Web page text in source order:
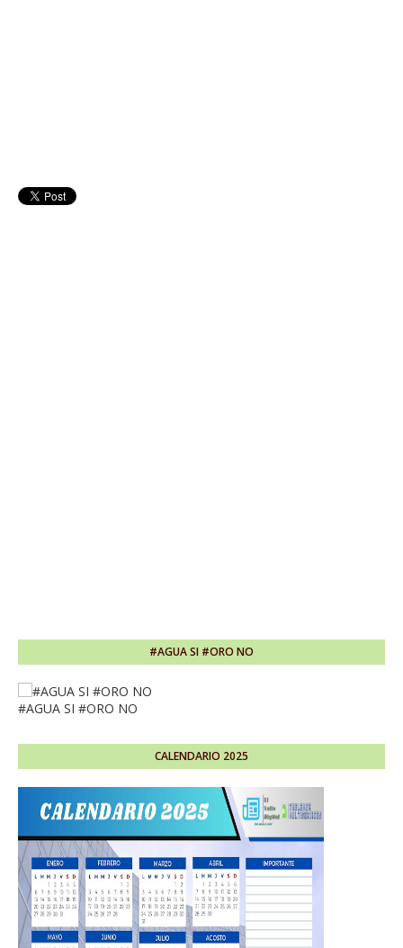
#AGUA SI #ORO NO
#AGUA SI #ORO NO
CALENDARIO 2025